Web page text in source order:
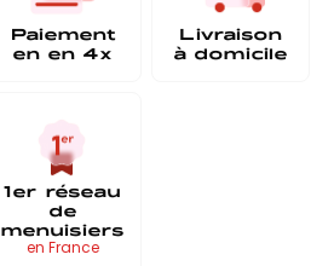
Paiement
en en 4x
Livraison
à domicile
1er réseau
de
menuisiers
en France